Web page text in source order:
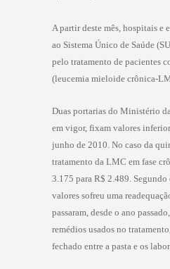
A partir deste mês, hospitais e
ao Sistema Único de Saúde
pelo tratamento de pacientes
(leucemia mieloide crônica-
Duas portarias do Ministério
em vigor, fixam valores
junho de 2010. No caso da
tratamento da LMC em fase
3.175 para R$ 2.489.
valores sofreu uma
passaram, desde o ano
remédios usados no
fechado entre a pasta e os